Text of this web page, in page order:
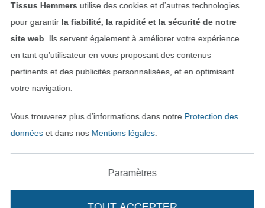
Trouvez plus d’idées
Nederlands
Passer à la boutique
Tissus Hemmers utilise des cookies et d’autres technologies
pour garantir la fiabilité, la rapidité et la sécurité de notre
site web . Ils servent également à améliorer votre expérience
en tant qu’utilisateur en vous proposant des contenus
pertinents et des publicités personnalisées, et en optimisant
votre navigation.
Vous trouverez plus d’informations dans notre Protection des
donnéeset dans nos Mentions légales.
Paramètres